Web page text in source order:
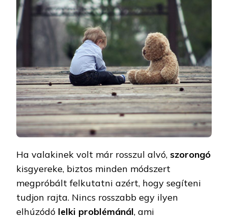
Ha valakinek volt már rosszul alvó, szorongó
kisgyereke, biztos minden módszert
megpróbált felkutatni azért, hogy segíteni
tudjon rajta. Nincs rosszabb egy ilyen
elhúzódó lelki problémánál, ami